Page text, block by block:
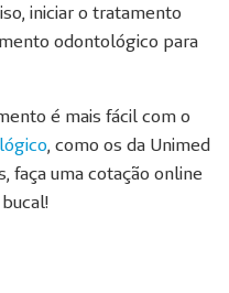
iniciar o tratamento
odontológico para
é mais fácil com o
, como os da Unimed
faça uma cotação online